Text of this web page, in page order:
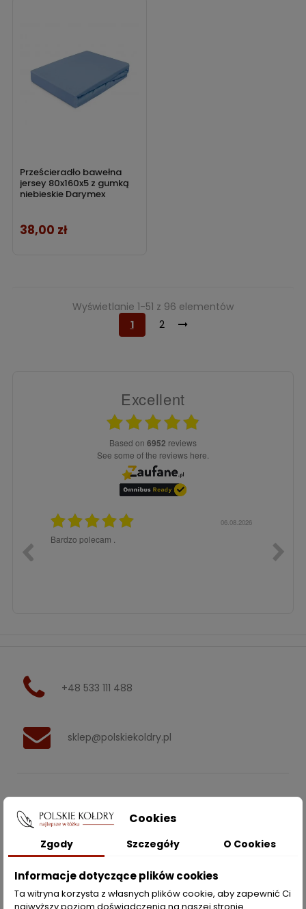
Prześcieradło bawełna
jersey 80x160x5 z gumką
niebieskie Darymex
Cena
38,00 zł
Wyświetlanie 1-51 z 96 elementów
1
2
Excellent
based on 6952 reviews
see some of the reviews here.
06.08.2026
Bardzo polecam .
+48 533 111 488
sklep@polskiekoldry.pl
INFORMACJE 
ZAKUPY
Cookies
Zgody Szczegóły O Cookies
Informacje dotyczące plików cookies
Ta witryna korzysta z własnych plików cookie, aby zapewnić Ci